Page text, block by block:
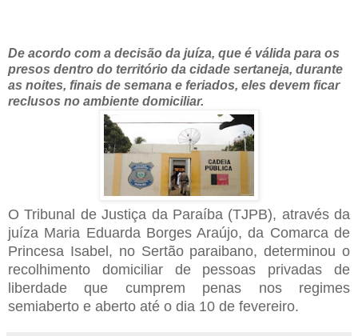
De acordo com a decisão da juíza, que é válida para os
presos dentro do território da cidade sertaneja, durante
as noites, finais de semana e feriados, eles devem ficar
reclusos no ambiente domiciliar.
O Tribunal de Justiça da Paraíba (TJPB), através da
juíza Maria Eduarda Borges Araújo, da Comarca de
Princesa Isabel, no Sertão paraibano, determinou o
recolhimento domiciliar de pessoas privadas de
liberdade que cumprem penas nos regimes
semiaberto e aberto até o dia 10 de fevereiro.